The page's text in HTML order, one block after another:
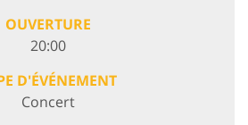
OUVERTURE
20:00
D'ÉVÉNEMENT
Concert